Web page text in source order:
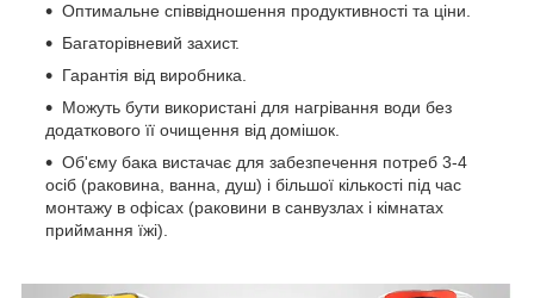
Оптимальне співвідношення продуктивності та ціни.
Багаторівневий захист.
Гарантія від виробника.
Можуть бути використані для нагрівання води без
додаткового її очищення від домішок.
Об'єму бака вистачає для забезпечення потреб 3-4
осіб (раковина, ванна, душ) і більшої кількості під час
монтажу в офісах (раковини в санвузлах і кімнатах
приймання їжі).